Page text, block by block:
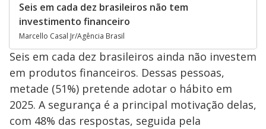
Seis em cada dez brasileiros não tem
investimento financeiro
Marcello Casal Jr/Agência Brasil
Seis em cada dez brasileiros ainda não investem
em produtos financeiros. Dessas pessoas,
metade (51%) pretende adotar o hábito em
2025. A segurança é a principal motivação delas,
com 48% das respostas, seguida pela